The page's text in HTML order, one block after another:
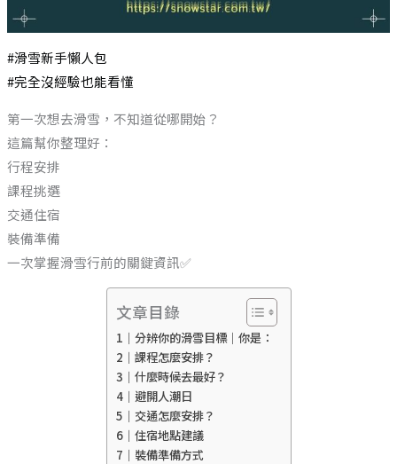
#滑雪新手懶人包
#完全沒經驗也能看懂
第一次想去滑雪，不知道從哪開始？
這篇幫你整理好：
行程安排
課程挑選
交通住宿
裝備準備
一次掌握滑雪行前的關鍵資訊✅
文章目錄
1｜分辨你的滑雪目標｜你是：
2｜課程怎麼安排？
3｜什麼時候去最好？
4｜避開人潮日
5｜交通怎麼安排？
6｜住宿地點建議
7｜裝備準備方式